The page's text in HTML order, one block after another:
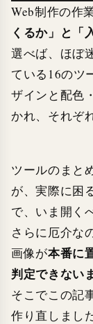
Web制作の作
くるか」と「
選べば、ほぼ
ている16のツ
ザインと配色
かれ、それぞ
ツールのまと
が、実際に困
で、いま開く
さらに厄介な
画像が本番に
判定できない
そこでこの記
作り直しまし